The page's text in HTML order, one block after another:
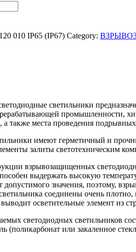
010 IP65 (IP67) Category:
светильники
промышленности,
а также места проведения
имеют герметичный и
залиты светотехническим
взрывозащищенных
выдержать высокую
допустимого значения, поэтому,
соединены очень
осветительные элемент из
светодиодных светильников
(поликарбонат или закаленное